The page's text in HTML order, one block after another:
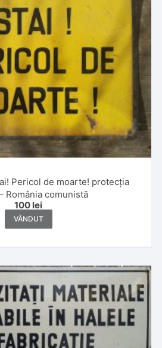
Pericol de moarte! protecția
România comunistă
100 lei
VÂNDUT